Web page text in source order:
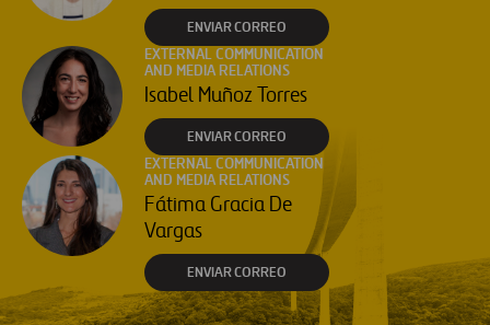
ENVIAR CORREO
EXTERNAL COMMUNICATION
AND MEDIA RELATIONS
Isabel Muñoz Torres
ENVIAR CORREO
EXTERNAL COMMUNICATION
AND MEDIA RELATIONS
Fátima Gracia De
Vargas
ENVIAR CORREO